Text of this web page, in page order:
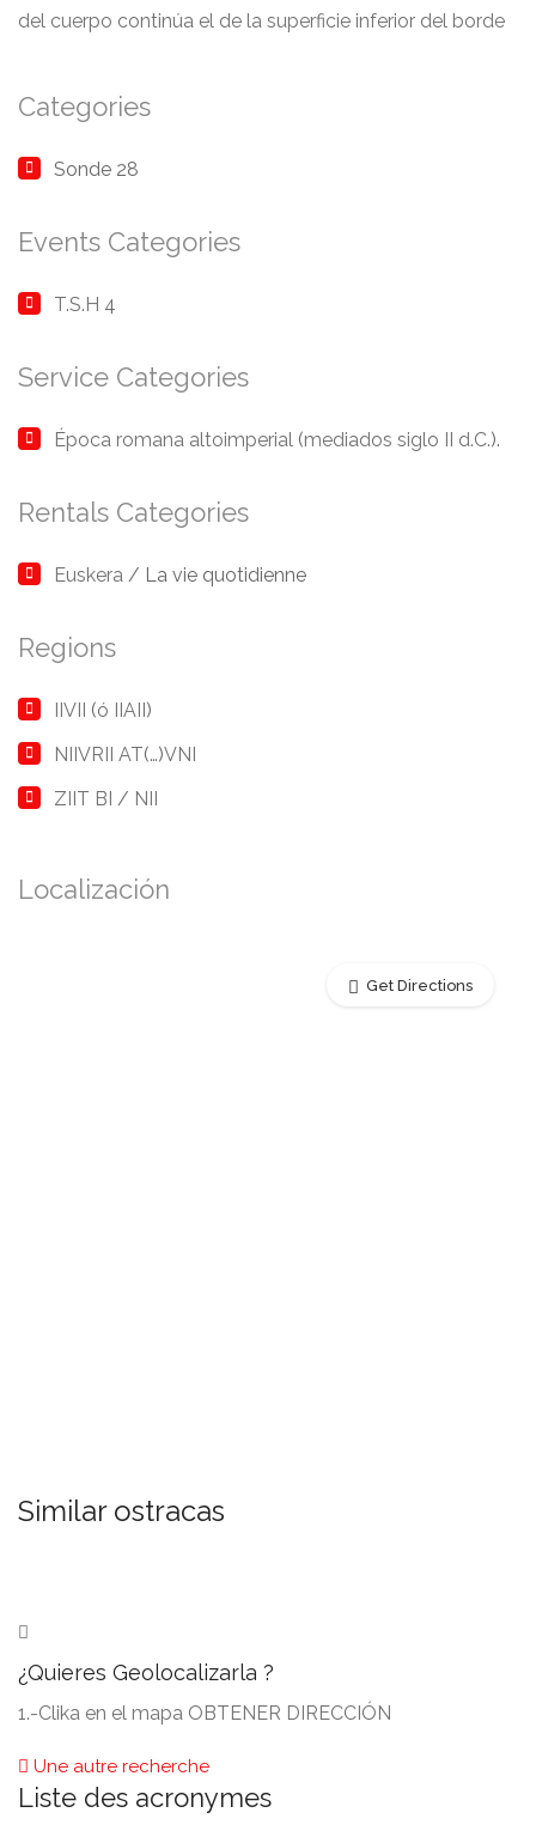
del cuerpo continúa el de la superficie inferior del borde
Categories
Sonde 28
Events Categories
T.S.H 4
Service Categories
Época romana altoimperial (mediados siglo II d.C.).
Rentals Categories
Euskera / La vie quotidienne
Regions
IIVII (ó IIAII)
NIIVRII AT(…)VNI
ZIIT BI / NII
Localización
Get Directions
Similar ostracas
¿Quieres Geolocalizarla ?
1.-Clika en el mapa OBTENER DIRECCIÓN
Une autre recherche
Liste des acronymes